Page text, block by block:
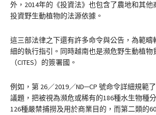
外，2014年的《投資法》也包含了農地和其
投資野生動植物的法源依據。
這三部法律之下還有許多命令與公告，為範疇
細的執行指引。同時越南也是瀕危野生動植物
（CITES）的簽署國。
例如，第 26／2019／ND─CP 號命令詳細規範
議題，把被視為瀕危或稀有的186種水生物種
126種嚴禁捕撈及用於商業目的，而第二類的